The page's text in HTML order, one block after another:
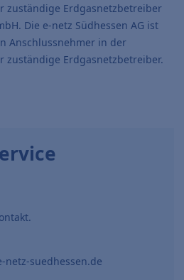
zuständige Erdgasnetzbetreiber
Die e-netz Südhessen AG ist
Anschlussnehmer in der
zuständige Erdgasnetzbetreiber.
netz-suedhessen.de